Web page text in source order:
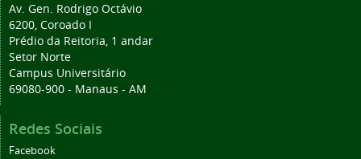
Av. Gen. Rodrigo Octávio
6200, Coroado I
Prédio da Reitoria, 1 andar
Setor Norte
Campus Universitário
69080-900 - Manaus - AM
Redes Sociais
Facebook